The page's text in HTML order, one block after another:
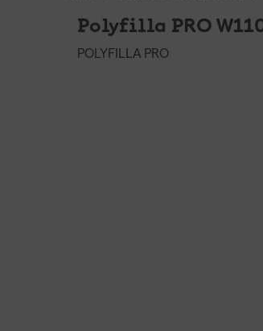
Polyfilla PRO
POLYFILLA PRO